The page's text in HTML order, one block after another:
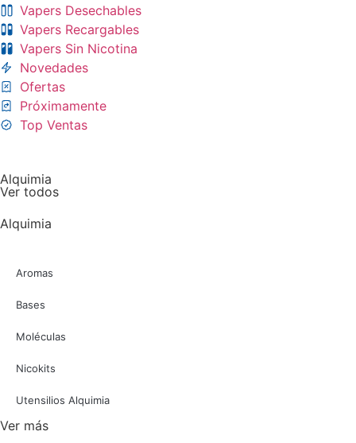
Vapers Desechables
Vapers Recargables
Vapers Sin Nicotina
Novedades
Ofertas
Próximamente
Top Ventas
Alquimia
Ver todos
Alquimia
Aromas
Bases
Moléculas
Nicokits
Utensilios Alquimia
Ver más